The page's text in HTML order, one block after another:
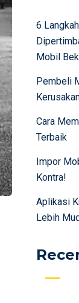
6
Mobil
Pembeli
Cara
Terbaik
Impor
Kontra!
Aplikasi
Lebih